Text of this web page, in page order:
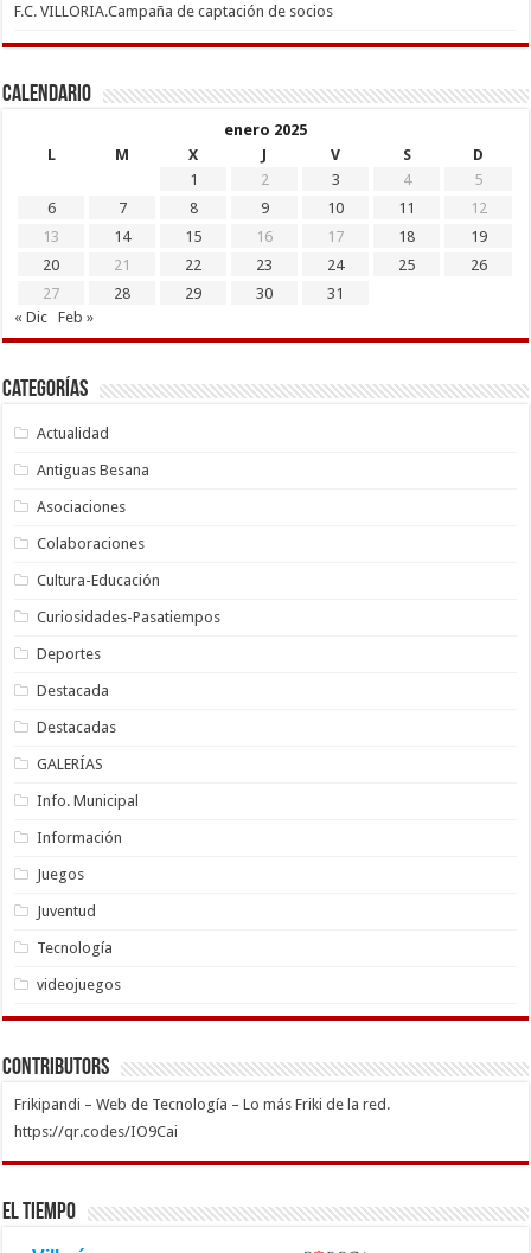
F.C. VILLORIA.Campaña de captación de socios
Calendario
enero 2025
L
M X J V S
D
1
2 3 4
5
6
7 8 9 10 11
12
13
14 15 16 17 18
19
20
21 22 23 24 25
26
27
28 29 30
31
« Dic
Feb »
Categorías
Actualidad
Antiguas Besana
Asociaciones
Colaboraciones
Cultura-Educación
Curiosidades-Pasatiempos
Deportes
Destacada
Destacadas
GALERÍAS
Info. Municipal
Información
Juegos
Juventud
Tecnología
videojuegos
Contributors
Frikipandi – Web de Tecnología – Lo más Friki de la red.
https://qr.codes/IO9Cai
El Tiempo